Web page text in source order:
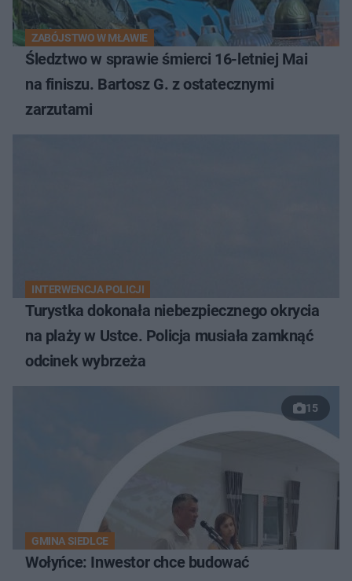
ZABÓJSTWO W MŁAWIE
Śledztwo w sprawie śmierci 16-letniej Mai
na finiszu. Bartosz G. z ostatecznymi
zarzutami
INTERWENCJA POLICJI
Turystka dokonała niebezpiecznego okrycia
na plaży w Ustce. Policja musiała zamknąć
odcinek wybrzeża
15
GMINA SIEDLCE
Wołyńce: Inwestor chce budować